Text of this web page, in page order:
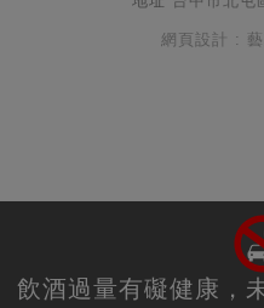
飲酒過量有礙健康，
網頁設計 :